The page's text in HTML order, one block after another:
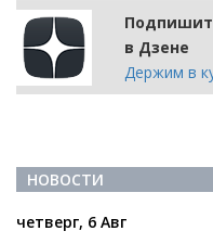
в Дзене
Держим в
НОВОСТИ
четверг, 6 Авг